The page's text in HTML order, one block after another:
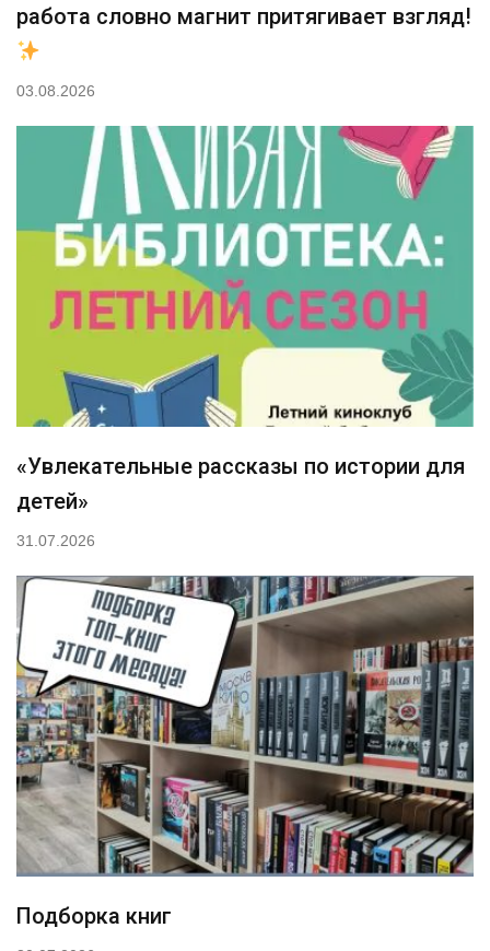
работа словно магнит притягивает взгляд!
03.08.2026
«Увлекательные рассказы по истории для
детей»
31.07.2026
Подборка книг